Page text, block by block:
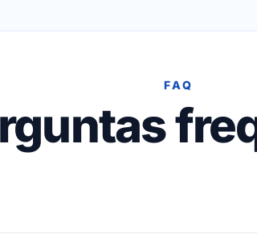
FAQ